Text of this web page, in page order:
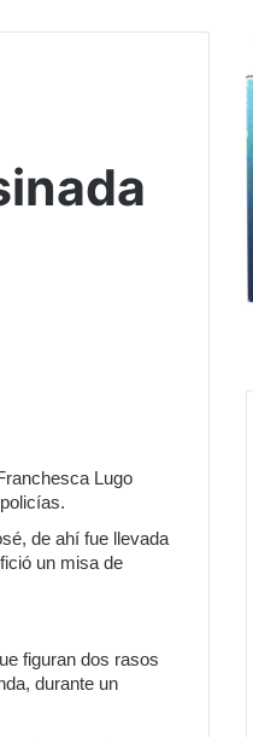
Lugo
de ahí fue llevada
un misa de
figuran dos rasos
durante un